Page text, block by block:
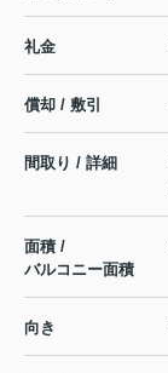
礼金
償却 / 敷引
間取り / 詳細
面積 /
バルコニー面積
向き